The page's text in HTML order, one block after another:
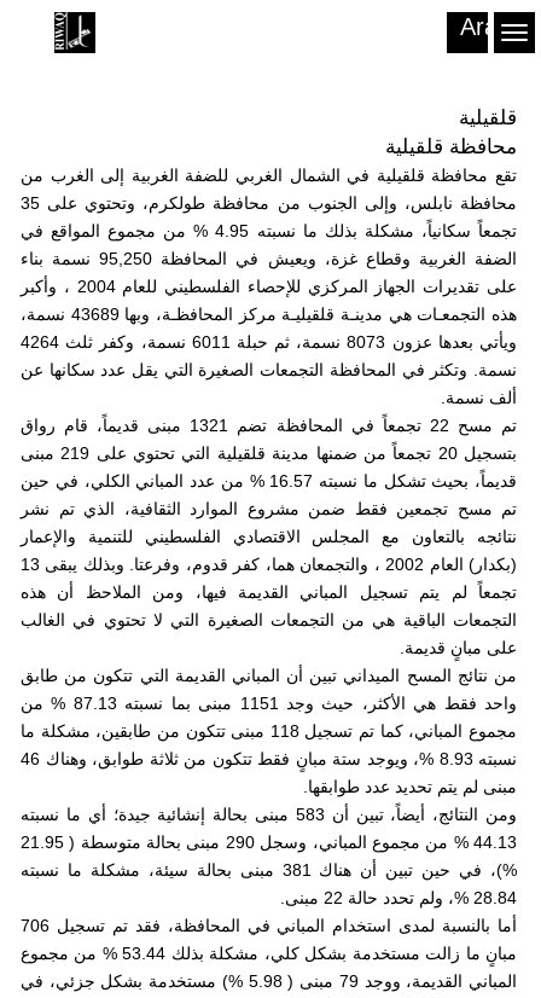
Arabic
قلقيلية
محافظة قلقيلية
تقع محافظة قلقيلية في الشمال الغربي للضفة الغربية إلى الغرب من
محافظة نابلس، وإلى الجنوب من محافظة طولكرم، وتحتوي على 35
تجمعاً سكانياً، مشكلة بذلك ما نسبته 4.95 % من مجموع المواقع في
الضفة الغربية وقطاع غزة، ويعيش في المحافظة 95,250 نسمة بناء
على تقديرات الجهاز المركزي للإحصاء الفلسطيني للعام 2004 ، وأكبر
هذه التجمعـات هي مدينـة قلقيليـة مركز المحافظـة، وبها 43689 نسمة،
ويأتي بعدها عزون 8073 نسمة، ثم حبلة 6011 نسمة، وكفر ثلث 4264
نسمة. وتكثر في المحافظة التجمعات الصغيرة التي يقل عدد سكانها عن
ألف نسمة.
تم مسح 22 تجمعاً في المحافظة تضم 1321 مبنى قديماً، قام رواق
بتسجيل 20 تجمعاً من ضمنها مدينة قلقيلية التي تحتوي على 219 مبنى
قديماً، بحيث تشكل ما نسبته 16.57 % من عدد المباني الكلي، في حين
تم مسح تجمعين فقط ضمن مشروع الموارد الثقافية، الذي تم نشر
نتائجه بالتعاون مع المجلس الاقتصادي الفلسطيني للتنمية والإعمار
(بكدار) العام 2002 ، والتجمعان هما، كفر قدوم، وفرعتا. وبذلك يبقى 13
تجمعاً لم يتم تسجيل المباني القديمة فيها، ومن الملاحظ أن هذه
التجمعات الباقية هي من التجمعات الصغيرة التي لا تحتوي في الغالب
على مبانٍ قديمة.
من نتائج المسح الميداني تبين أن المباني القديمة التي تتكون من طابق
واحد فقط هي الأكثر، حيث وجد 1151 مبنى بما نسبته 87.13 % من
مجموع المباني، كما تم تسجيل 118 مبنى تتكون من طابقين، مشكلة ما
نسبته 8.93 %، ويوجد ستة مبانٍ فقط تتكون من ثلاثة طوابق، وهناك 46
مبنى لم يتم تحديد عدد طوابقها.
ومن النتائج، أيضاً، تبين أن 583 مبنى بحالة إنشائية جيدة؛ أي ما نسبته
44.13 % من مجموع المباني، وسجل 290 مبنى بحالة متوسطة ( 21.95
%)، في حين تبين أن هناك 381 مبنى بحالة سيئة، مشكلة ما نسبته
28.84 %، ولم تحدد حالة 22 مبنى.
أما بالنسبة لمدى استخدام المباني في المحافظة، فقد تم تسجيل 706
مبانٍ ما زالت مستخدمة بشكل كلي، مشكلة بذلك 53.44 % من مجموع
المباني القديمة، ووجد 79 مبنى ( 5.98 %) مستخدمة بشكل جزئي، في